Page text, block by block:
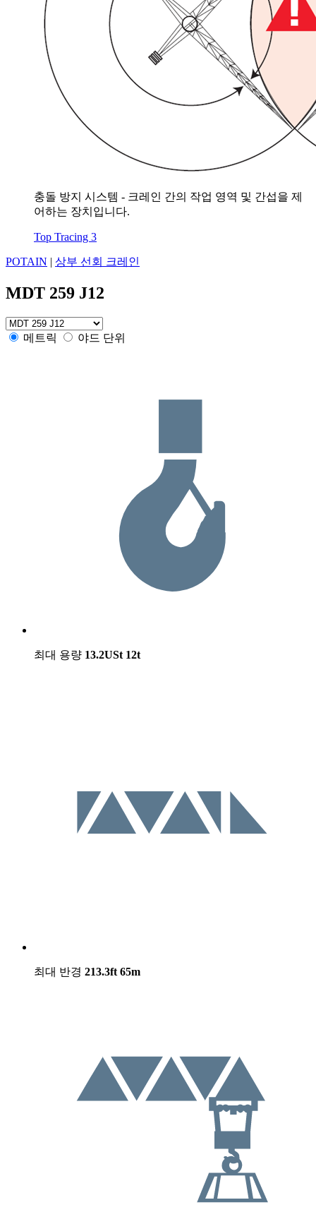
충돌 방지 시스템 - 크레인 간의 작업 영역 및 간섭을 제
어하는 장치입니다.
Top Tracing 3
POTAIN | 상부 선회 크레인
MDT 259 J12
메트릭 야드 단위
최대 용량 13.2USt 12t
최대 반경 213.3ft 65m